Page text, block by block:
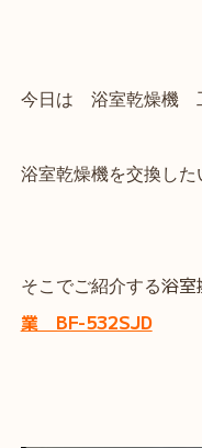
今日は 浴室乾燥機
浴室乾燥機を交換した
そこでご紹介する浴室
業 BF-532SJD